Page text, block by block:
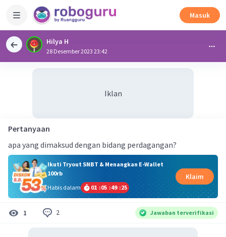
Masuk
Hilya H
28 Desember 2023 23:42
Iklan
Pertanyaan
apa yang dimaksud dengan bidang perdagangan?
Ikuti Tryout SNBT & Menangkan E-Wallet
100rb
Habis dalam
01 :05 :49 :24
Klaim
1 2 Jawaban terverifikasi